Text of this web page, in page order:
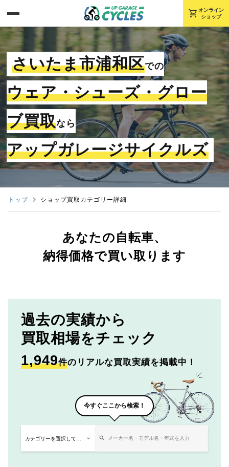
shopping_cart オンライン
ショップ
さいたま市浦和区での
ウェア・シューズ・グロー
ブ買取なら
アップガレージサイクルズ
トップ ショップ買取カテゴリー詳細
あなたの自転車、
納得価格で買い取ります
過去の実績から
買取相場をチェック
1,949件のリアルな買取実績を掲載中！
今すぐここから検索！